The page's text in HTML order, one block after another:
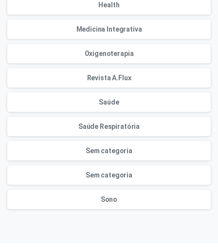
Health
Medicina Integrativa
Oxigenoterapia
Revista A.Flux
Saúde
Saúde Respiratória
Sem categoria
Sem categoria
Sono